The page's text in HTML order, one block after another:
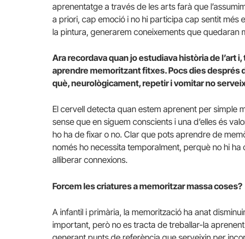
aprenentatge a través de les arts farà que
a priori, cap emoció i no hi participa cap sentit més
la pintura, generarem coneixements que quedaran
Ara recordava quan jo estudiava història de l’art
aprendre memoritzant fitxes. Pocs dies després
què, neurològicament, repetir i vomitar no
El cervell detecta quan estem aprenent per simple
sense que en siguem conscients i una d’elles és
ho ha de fixar o no. Clar que pots aprendre de
només ho necessita temporalment, perquè no hi
alliberar connexions.
Forcem les criatures a memoritzar massa coses?
A infantil i primària, la memorització ha anat
important, però no es tracta de treballar-la